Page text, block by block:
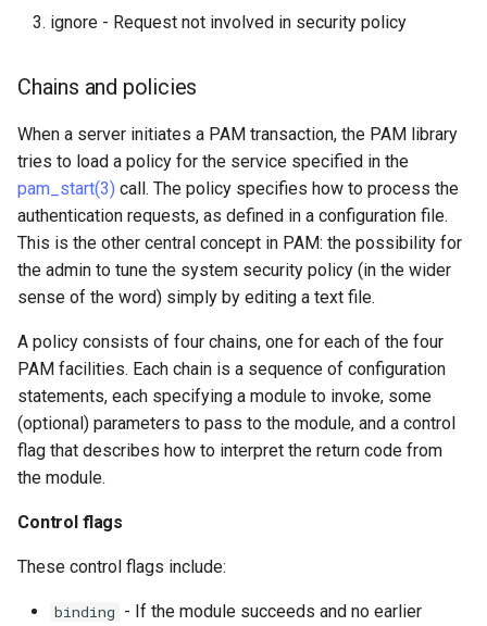
ignore - Request not involved in security policy
Chains and policies
When a server initiates a PAM transaction, the PAM library
tries to load a policy for the service specified in the
pam_start(3) call. The policy specifies how to process the
authentication requests, as defined in a configuration file.
This is the other central concept in PAM: the possibility for
the admin to tune the system security policy (in the wider
sense of the word) simply by editing a text file.
A policy consists of four chains, one for each of the four
PAM facilities. Each chain is a sequence of configuration
statements, each specifying a module to invoke, some
(optional) parameters to pass to the module, and a control
flag that describes how to interpret the return code from
the module.
Control flags
These control flags include:
binding - If the module succeeds and no earlier